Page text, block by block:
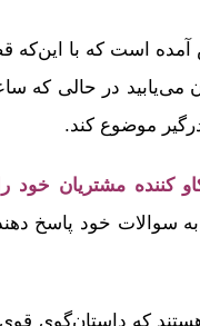
آمده است که با
می‌یابید در حالی
موضوع کند.
کننده مشتریان خود
سوالات خود پاسخ
که داستان‌گوی قوی